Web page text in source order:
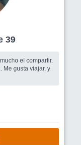
39
el compartir,
Me gusta viajar, y